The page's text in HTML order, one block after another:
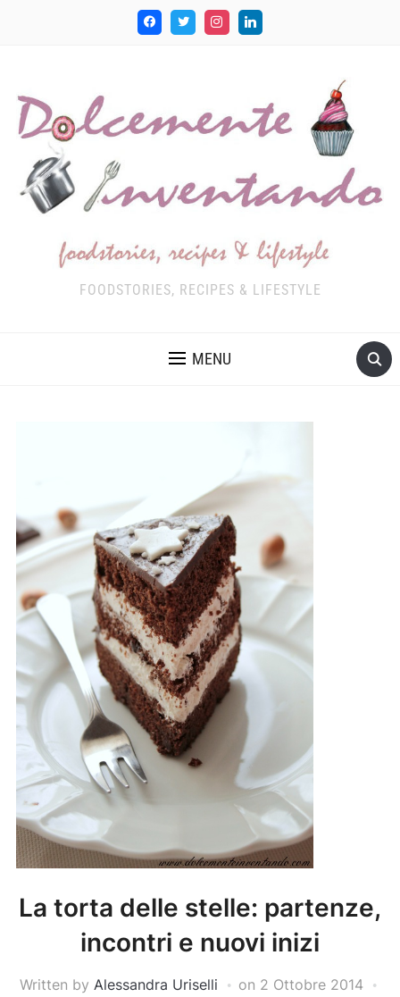
FOODSTORIES, RECIPES & LIFESTYLE
MENU
La torta delle stelle: partenze,
incontri e nuovi inizi
Written by Alessandra Uriselli on 2 Ottobre 2014